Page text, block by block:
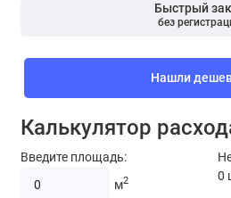
Быстрый
без
Нашли
Калькулятор
Введите площадь:
м2
0